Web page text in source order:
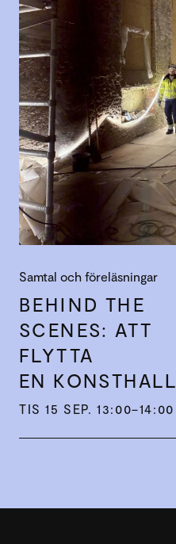
Samtal och föreläsningar
BEHIND THE
SCENES: ATT
FLYTTA
EN KONST­HALL
TIS 15 SEP. 13:00–14:00